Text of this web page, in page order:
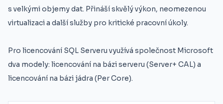
s velkými objemy dat. Přináší skvělý výkon, neomezenou
virtualizaci a další služby pro kritické pracovní úkoly.
Pro licencování SQL Serveru využívá společnost Microsoft
dva modely: licencování na bázi serveru (Server+ CAL) a
licencování na bázi jádra (Per Core).